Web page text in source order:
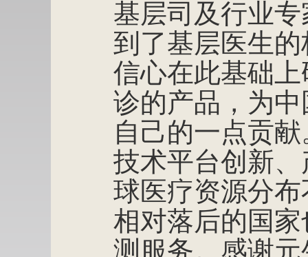
基层司及行业
到了基层医生
信心在此基础
诊的产品，为
自己的一点贡
技术平台创新
球医疗资源分
相对落后的国
测服务。感谢